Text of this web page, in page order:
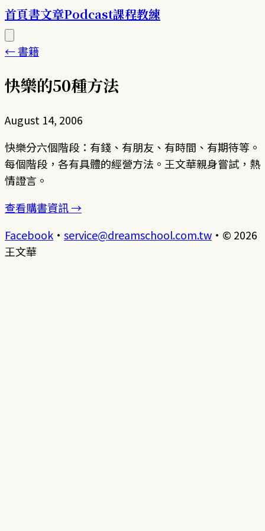
首頁書文章Podcast課程教練
← 書籍
快樂的50種方法
August 14, 2006
快樂分六個階段：有錢、有朋友、有時間、有期待等。
每個階段，各有具體的經營方法。王文華親身嘗試，熱
情證言。
查看購書資訊 →
Facebook · service@dreamschool.com.tw · © 2026
王文華